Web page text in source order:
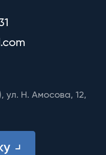
ул. Н. Амосова, 12,